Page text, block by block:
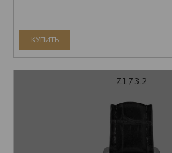
КУПИТЬ
Z173.2